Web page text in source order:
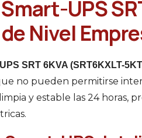
Smart-UPS
Nivel
SRT 6KVA (SRT6KXLT-
no pueden permitirse
y estable las 24 horas,